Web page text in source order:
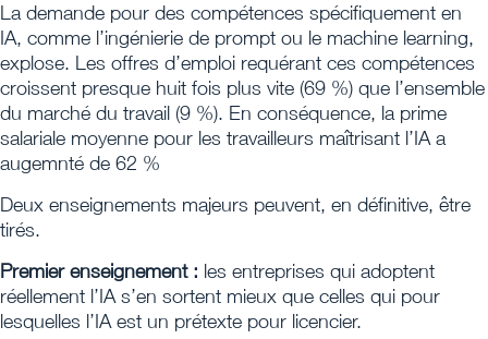
La demande pour des compétences spécifiquement en
IA, comme l’ingénierie de prompt ou le machine learning,
explose. Les offres d’emploi requérant ces compétences
croissent presque huit fois plus vite (69 %) que l’ensemble
du marché du travail (9 %). En conséquence, la prime
salariale moyenne pour les travailleurs maîtrisant l’IA a
augemnté de 62 %
Deux enseignements majeurs peuvent, en définitive, être
tirés.
Premier enseignement : les entreprises qui adoptent
réellement l’IA s’en sortent mieux que celles qui pour
lesquelles l’IA est un prétexte pour licencier.